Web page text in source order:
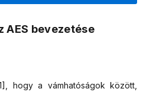
AES bevezetése
hogy a vámhatóságok között,